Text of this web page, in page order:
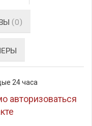
(0)
24 часа
авторизоваться